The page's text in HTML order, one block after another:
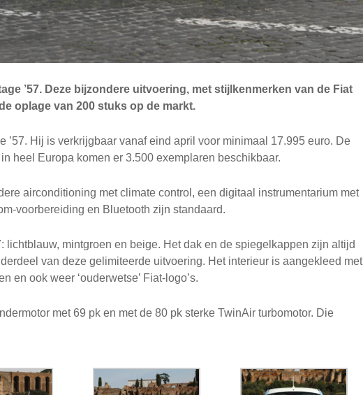
’57. Deze bijzondere uitvoering, met stijlkenmerken van de Fiat
oplage van 200 stuks op de markt.
’57. Hij is verkrijgbaar vanaf eind april voor minimaal 17.995 euro. De
heel Europa komen er 3.500 exemplaren beschikbaar.
airconditioning met climate control, een digitaal instrumentarium met
voorbereiding en Bluetooth zijn standaard.
lichtblauw, mintgroen en beige. Het dak en de spiegelkappen zijn altijd
van deze gelimiteerde uitvoering. Het interieur is aangekleed met
en ook weer ‘ouderwetse’ Fiat-logo’s.
met 69 pk en met de 80 pk sterke TwinAir turbomotor. Die